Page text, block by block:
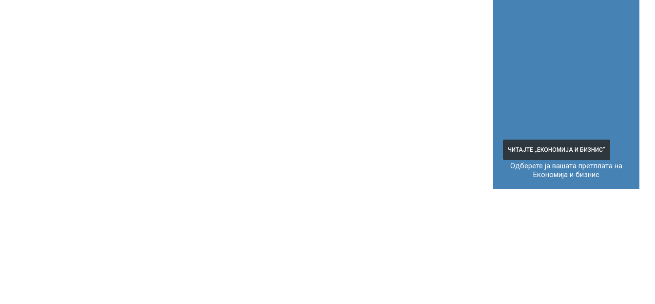
ЧИТАЈТЕ „ЕКОНОМИЈА И БИЗНИС“
Одберете ја вашата претплата на
Економија и бизнис